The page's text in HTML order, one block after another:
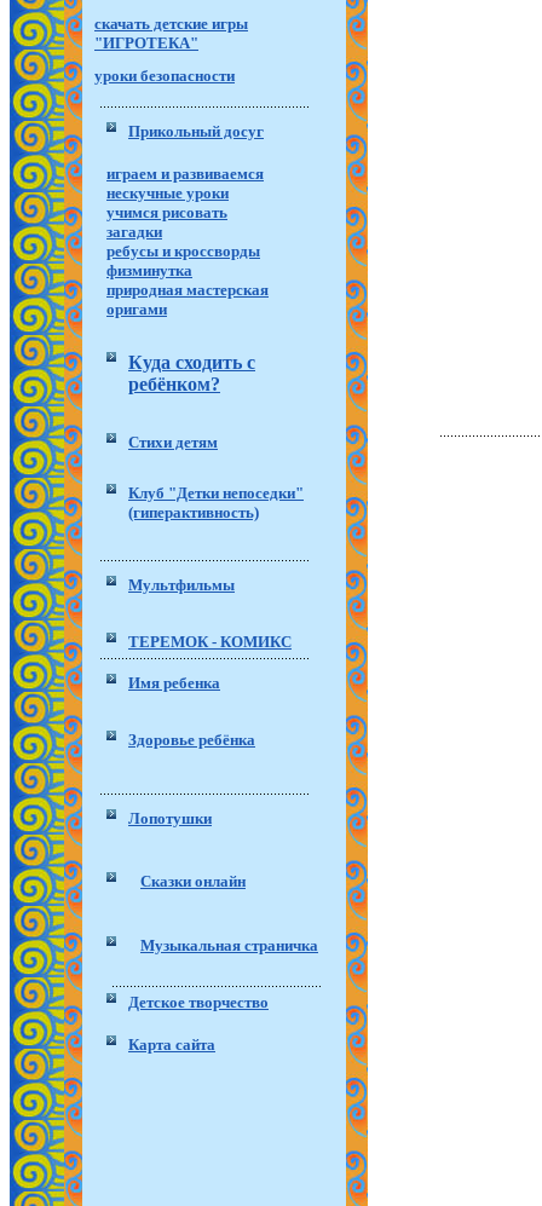
скачать детские игры
"ИГРОТЕКА"
уроки безопасности
Прикольный досуг
играем и развиваемся
нескучные уроки
учимся рисовать
загадки
ребусы и кроссворды
физминутка
природная мастерская
оригами
Куда сходить с
ребёнком?
Стихи детям
Клуб "Детки непоседки"
(гиперактивность)
Мультфильмы
ТЕРЕМОК - КОМИКС
Имя ребенка
Здоровье ребёнка
Лопотушки
Сказки онлайн
Музыкальная страничка
Детское творчество
Карта сайта